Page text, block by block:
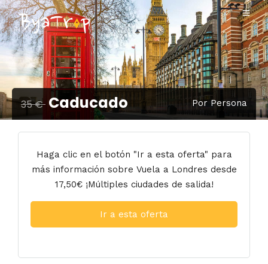
35 € Caducado Por Persona
Haga clic en el botón "Ir a esta oferta" para
más información sobre Vuela a Londres desde
17,50€ ¡Múltiples ciudades de salida!
Ir a esta oferta